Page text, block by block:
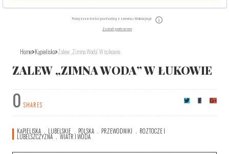
Powyższe treści pochodzą z serwisu Wakacje.pl
Zostań partnerem
Home Kąpieliska Zalew „Zimna Woda” W Łukowie
ZALEW „ZIMNA WODA” W ŁUKOWIE
0 SHARES
KĄPIELISKA LUBELSKIE POLSKA PRZEWODNIKI ROZTOCZE I
LUBELSZCZYZNA WIATR I WODA